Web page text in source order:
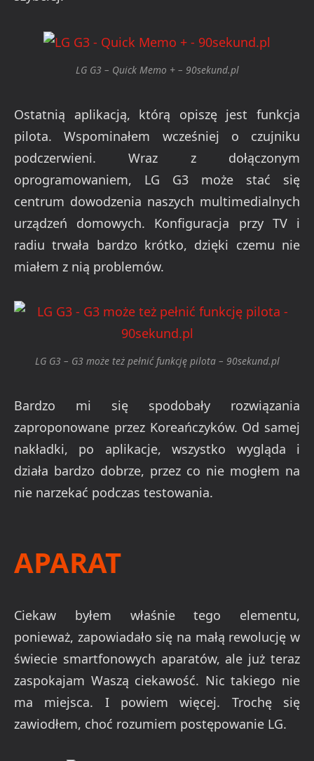
LG G3 – Quick Memo + – 90sekund.pl
Ostatnią aplikacją, którą opiszę jest funkcja
pilota. Wspominałem wcześniej o czujniku
podczerwieni. Wraz z dołączonym
oprogramowaniem, LG G3 może stać się
centrum dowodzenia naszych multimedialnych
urządzeń domowych. Konfiguracja przy TV i
radiu trwała bardzo krótko, dzięki czemu nie
miałem z nią problemów.
LG G3 – G3 może też pełnić funkcję pilota – 90sekund.pl
Bardzo mi się spodobały rozwiązania
zaproponowane przez Koreańczyków. Od samej
nakładki, po aplikacje, wszystko wygląda i
działa bardzo dobrze, przez co nie mogłem na
nie narzekać podczas testowania.
APARAT
Ciekaw byłem właśnie tego elementu,
ponieważ, zapowiadało się na małą rewolucję w
świecie smartfonowych aparatów, ale już teraz
zaspokajam Waszą ciekawość. Nic takiego nie
ma miejsca. I powiem więcej. Trochę się
zawiodłem, choć rozumiem postępowanie LG.